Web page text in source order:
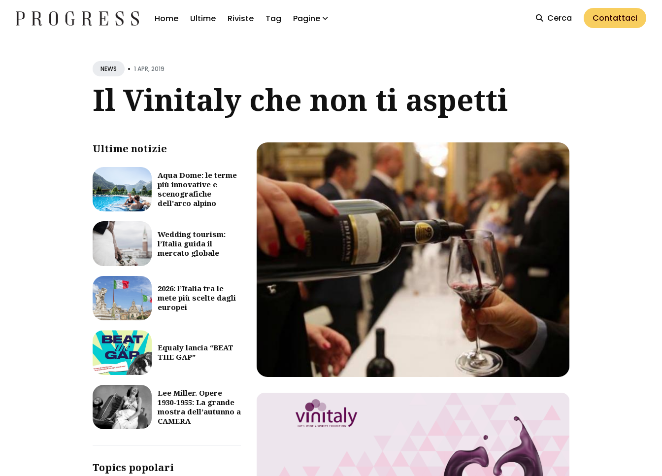
Home Ultime Riviste Tag Pagine Cerca Contattaci
NEWS • 1 APR, 2019
Il Vinitaly che non ti aspetti
Ultime notizie
Aqua Dome: le terme
più innovative e
scenografiche
dell'arco alpino
Wedding tourism:
l’Italia guida il
mercato globale
2026: l’Italia tra le
mete più scelte dagli
europei
Equaly lancia “BEAT
THE GAP”
Lee Miller. Opere
1930-1955: La grande
mostra dell’autunno a
CAMERA
Topics popolari